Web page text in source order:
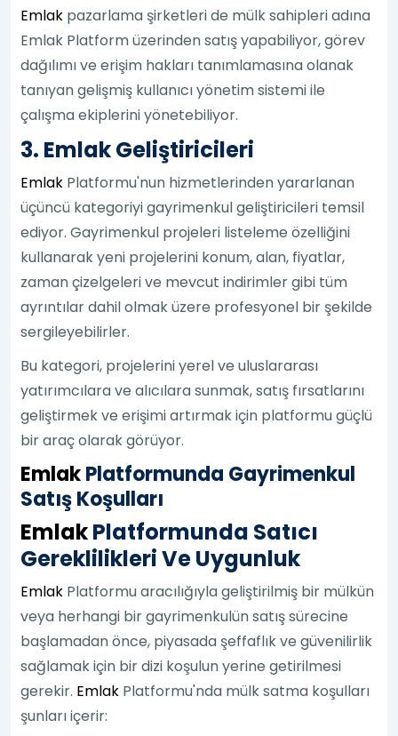
Emlak pazarlama şirketleri de mülk sahipleri adına
Emlak Platform üzerinden satış yapabiliyor, görev
dağılımı ve erişim hakları tanımlamasına olanak
tanıyan gelişmiş kullanıcı yönetim sistemi ile
çalışma ekiplerini yönetebiliyor.
3. Emlak Geliştiricileri
Emlak Platformu'nun hizmetlerinden yararlanan
üçüncü kategoriyi gayrimenkul geliştiricileri temsil
ediyor. Gayrimenkul projeleri listeleme özelliğini
kullanarak yeni projelerini konum, alan, fiyatlar,
zaman çizelgeleri ve mevcut indirimler gibi tüm
ayrıntılar dahil olmak üzere profesyonel bir şekilde
sergileyebilirler.
Bu kategori, projelerini yerel ve uluslararası
yatırımcılara ve alıcılara sunmak, satış fırsatlarını
geliştirmek ve erişimi artırmak için platformu güçlü
bir araç olarak görüyor.
EmlakPlatformunda Gayrimenkul
Satış Koşulları
EmlakPlatformunda Satıcı
Gereklilikleri Ve Uygunluk
Emlak Platformu aracılığıyla geliştirilmiş bir mülkün
veya herhangi bir gayrimenkulün satış sürecine
başlamadan önce, piyasada şeffaflık ve güvenilirlik
sağlamak için bir dizi koşulun yerine getirilmesi
gerekir. Emlak Platformu'nda mülk satma koşulları
şunları içerir: